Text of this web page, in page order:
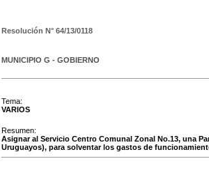
Resolución N° 64/13/0118
MUNICIPIO G - GOBIERNO
Tema:
VARIOS
Resumen:
Asignar al Servicio Centro Comunal Zonal No.13, una
Uruguayos), para solventar los gastos de